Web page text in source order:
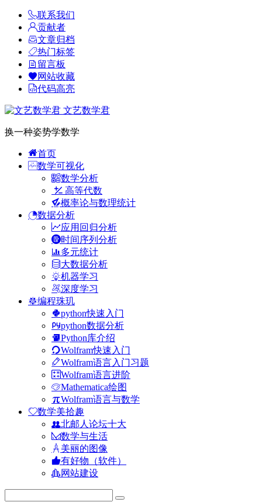
联系我们
贡献者
文章归档
热门标签
留言板
网站收藏
代码高亮
文艺数学君
换一种姿势学数学
首页
数学可视化
数学分析
高等代数
概率论与数理统计
数据分析
应用回归分析
时间序列分析
多元统计
大数据分析
机器学习
深度学习
编程珠玑
python快速入门
python数据分析
Python库介绍
Wolfram快速入门
Wolfram语言入门习题
Wolfram语言进阶
Mathematica绘图
Wolfram语言与数学
数学美拾趣
北邮人论坛十大
数学与生活
美丽的图像
有好物（软件）
网站建设